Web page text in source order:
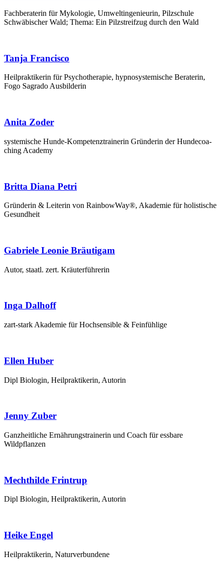
Fach­be­ra­te­rin für Myko­lo­gie, Umwelt­in­ge­nieu­rin, Pilz­schu­le
Schwä­bi­scher Wald; The­ma: Ein Pilz­streif­zug durch den Wald
Tanja Francisco
Heil­prak­ti­ke­rin für Psy­cho­the­ra­pie, hyp­no­sys­te­mi­sche Bera­te­rin,
Fogo Sagra­do Ausbilderin
Anita Zoder
sys­te­mi­sche Hun­de-Kom­pe­tenz­trai­ne­rin Grün­de­rin der Hun­de­coa­
ching Academy
Britta Diana Petri
Grün­de­rin & Lei­te­rin von Rain­bow­Way®, Aka­de­mie für holis­ti­sche
Gesundheit
Gabriele Leonie Bräutigam
Autor, staatl. zert. Kräuterführerin
Inga Dalhoff
zart-stark Aka­de­mie für Hoch­sen­si­ble & Feinfühlige
Ellen Huber
Dipl Bio­lo­gin, Heil­prak­ti­ke­rin, Autorin
Jenny Zuber
Ganz­heit­li­che Ernäh­rungs­trai­ne­rin und Coach für ess­ba­re
Wildpflanzen
Mechthilde Frintrup
Dipl Bio­lo­gin, Heil­prak­ti­ke­rin, Autorin
Heike Engel
Heil­prak­ti­ke­rin, Naturverbundene